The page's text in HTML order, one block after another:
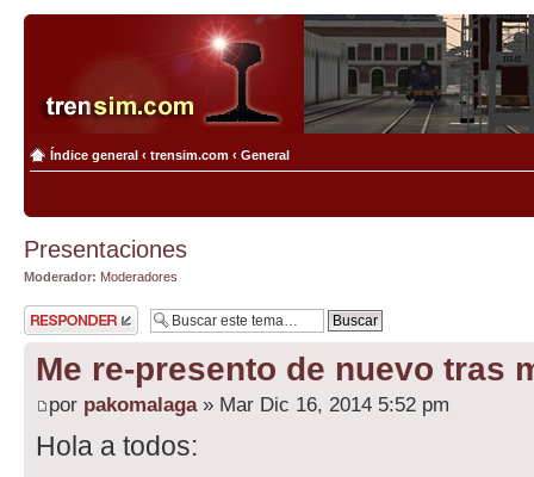
Índice general ‹ trensim.com ‹ General
Presentaciones
Moderador: Moderadores
Publicar una
respuesta
Me re-presento de nuevo tras
por pakomalaga» Mar Dic 16, 2014 5:52 pm
Hola a todos: